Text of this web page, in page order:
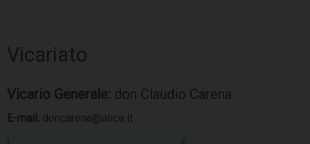
content
Vicariato
Vicario Generale: don Claudio Carena
E-mail: doncarena@alice.it